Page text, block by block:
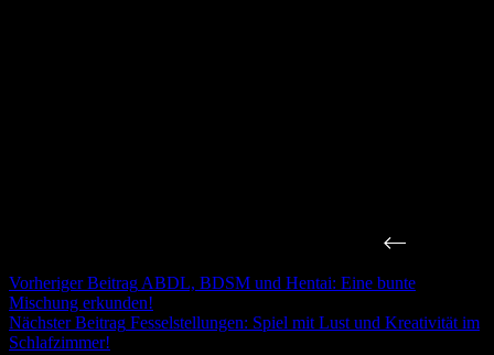
VorherigerBeitrag ABDL, BDSM und Hentai: Eine bunte
Mischung erkunden!
NächsterBeitrag Fesselstellungen: Spiel mit Lust und Kreativität im
Schlafzimmer!